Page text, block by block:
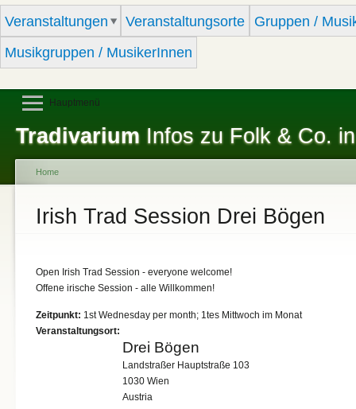
Veranstaltungen Veranstaltungsorte
Gruppen /
Musikgruppen / MusikerInnen
Tradivarium Infos zu Folk & Co.
Hauptmenü
You are here
Home
Irish Trad Session Drei Bögen
Open Irish Trad Session - everyone welcome!
Offene irische Session - alle Willkommen!
Zeitpunkt: 1st Wednesday per month; 1tes Mittwoch im Monat
Veranstaltungsort:
Drei Bögen
Landstraßer Hauptstraße 103
1030 Wien
Austria